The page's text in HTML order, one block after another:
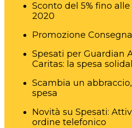
Sconto del 5% fino alle
2020
Promozione
Spesati per Guardian
Caritas: la spesa
Scambia un
spesa
Novità su Spesati:
ordine telefonico